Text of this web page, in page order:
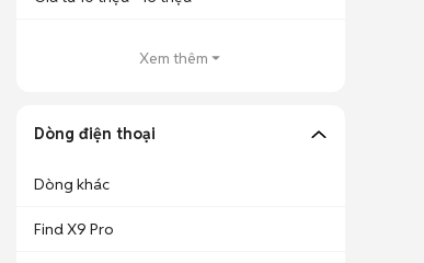
Xem thêm
Dòng điện thoại
Dòng khác
Find X9 Pro